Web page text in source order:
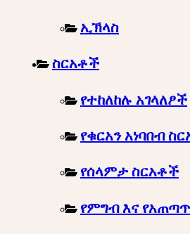
ኢኽላስ
ስርአቶች
የተከለከሉ አገላለፆች
የቁርአን አነባበብ
የሰላምታ ስርአቶች
የምግብ እና